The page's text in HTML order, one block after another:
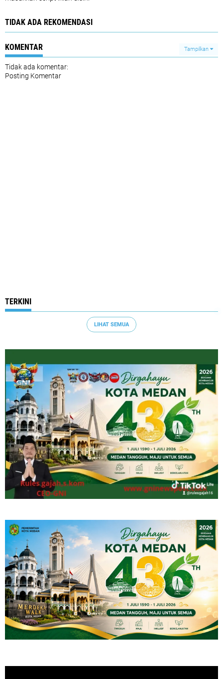
TIDAK ADA REKOMENDASI
KOMENTAR Tampilkan
Tidak ada komentar:
Posting Komentar
TERKINI
LIHAT SEMUA